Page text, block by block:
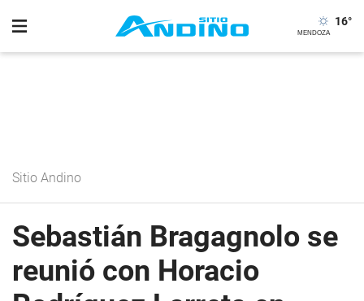
16°
Sitio Andino
Sebastián Bragagnolo se
reunió con Horacio